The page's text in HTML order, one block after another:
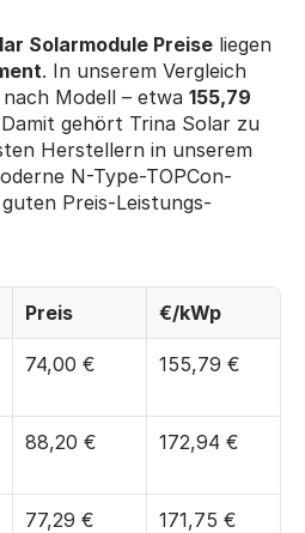
Solarmodule Preise liegen
. In unserem Vergleich
Modell – etwa 155,79
gehört Trina Solar zu
Herstellern in unserem
N-Type-TOPCon-
Preis-Leistungs-
Preis €/kWp
74,00 € 155,79 €
88,20 € 172,94 €
77,29 € 171,75 €